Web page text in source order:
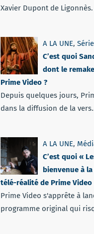
Xavier Dupont de
A LA UNE,
C’est quoi
dont le
Prime Video ?
Depuis quelques jours,
dans la diffusion de la
A LA UNE,
C’est quoi «
bienvenue à
télé-réalité de Prime Video
Prime Video s'apprête à
programme original qui